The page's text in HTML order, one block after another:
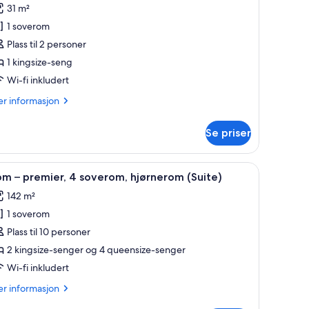
anmeldelse)
31 m²
1 soverom
Plass til 2 personer
1 kingsize-seng
Wi-fi inkludert
informasjon
Se priser
Frette-laken og sengetøy av topp kvalitetItalienske Frette-laken og sengetøy av topp
7 – premier, 4 soverom, hjørnerom (Suite)
142 m²
1 soverom
Plass til 10 personer
2 kingsize-senger og 4 queensize-senger
Wi-fi inkludert
informasjon